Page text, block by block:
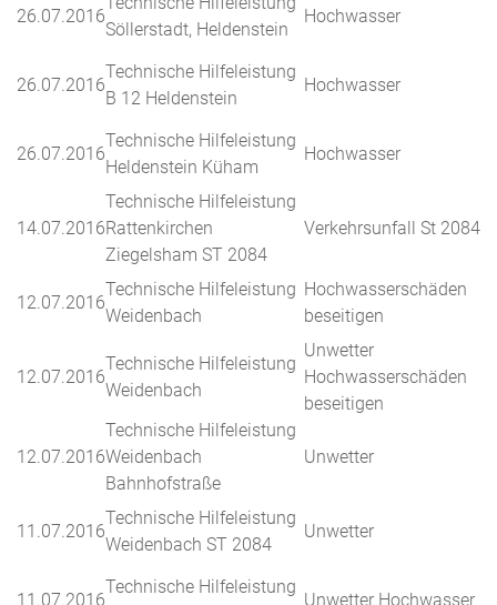
26.07.2016
Söllerstadt, Heldenstein
Hochwasser
26.07.2016
Technische Hilfeleistung
B 12 Heldenstein
Hochwasser
26.07.2016
Technische Hilfeleistung
Heldenstein Küham
Hochwasser
14.07.2016
Technische Hilfeleistung
Rattenkirchen
Ziegelsham ST 2084
Verkehrsunfall St 2084
12.07.2016
Technische Hilfeleistung
Weidenbach
Hochwasserschäden
beseitigen
12.07.2016
Technische Hilfeleistung
Weidenbach
Unwetter
Hochwasserschäden
beseitigen
12.07.2016
Technische Hilfeleistung
Weidenbach
Bahnhofstraße
Unwetter
11.07.2016
Technische Hilfeleistung
Weidenbach ST 2084
Unwetter
11.07.2016
Technische Hilfeleistung
Unwetter Hochwasser